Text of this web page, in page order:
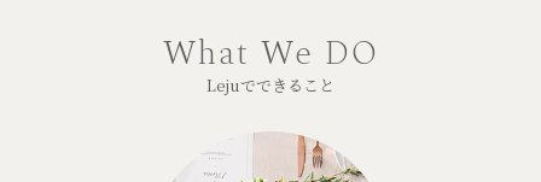
What We DO
Lejuでできること